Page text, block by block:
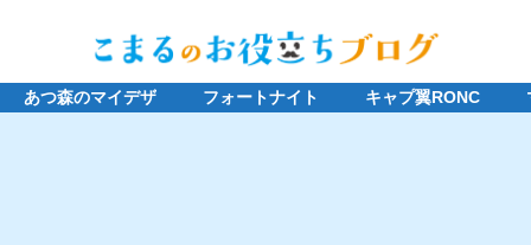
あつ森のマイデザ フォートナイト キャプ翼RONC